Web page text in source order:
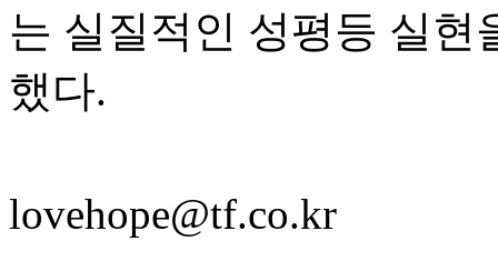
는 실질적인 성평등 실
했다.
lovehope@tf.co.kr